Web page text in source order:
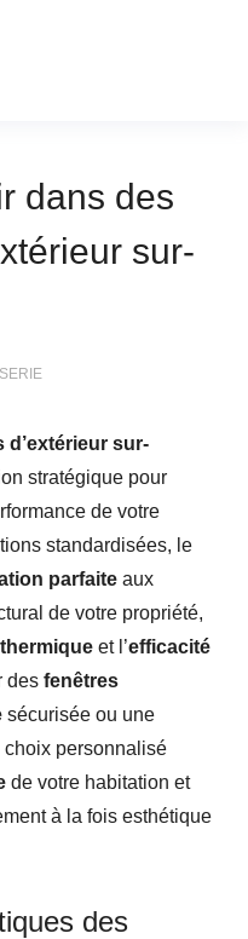
dans des
sur-
d’extérieur sur-
stratégique pour
de votre
standardisées, le
parfaite aux
de votre propriété,
et l’efficacité
des fenêtres
sécurisée ou une
personnalisé
de votre habitation et
à la fois esthétique
des